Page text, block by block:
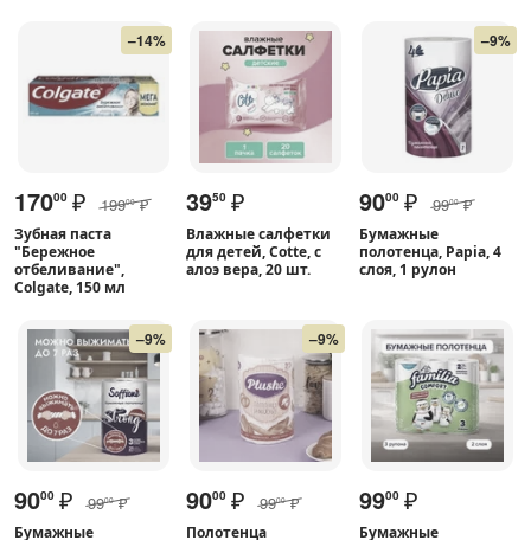
–14%
17000 ₽ 19900 ₽
Зубная паста
"Бережное
отбеливание",
Colgate, 150 мл
3950 ₽
Влажные салфетки
для детей, Cotte, с
алоэ вера, 20 шт.
–9%
9000 ₽ 9900 ₽
Бумажные
полотенца, Papia, 4
слоя, 1 рулон
–9%
9000 ₽ 9900 ₽
Бумажные
–9%
9000 ₽ 9900 ₽
Полотенца
9900 ₽
Бумажные